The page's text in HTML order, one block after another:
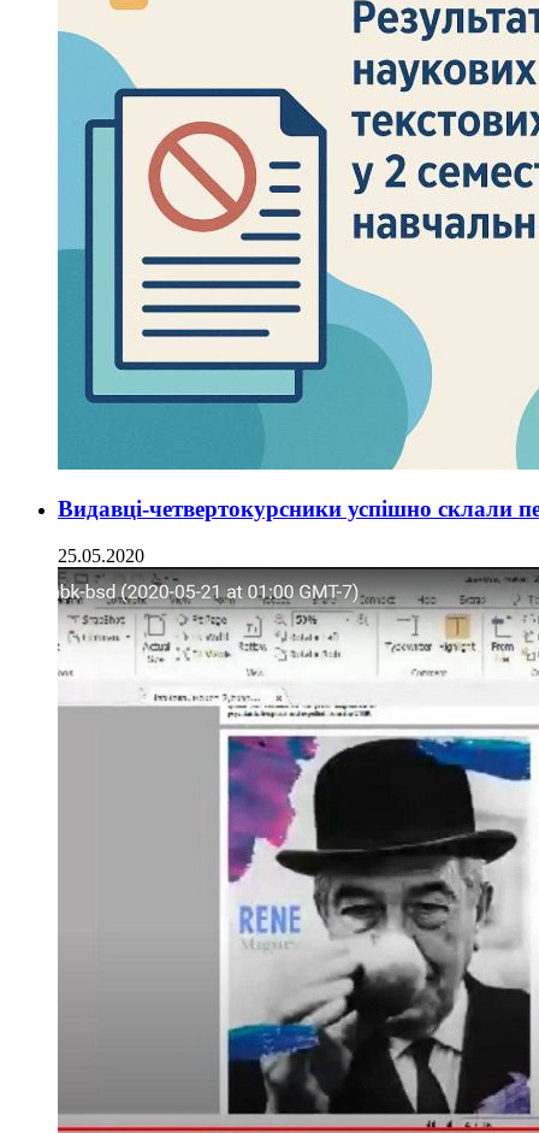
Видавці-четвертокурсники успішно склали
25.05.2020